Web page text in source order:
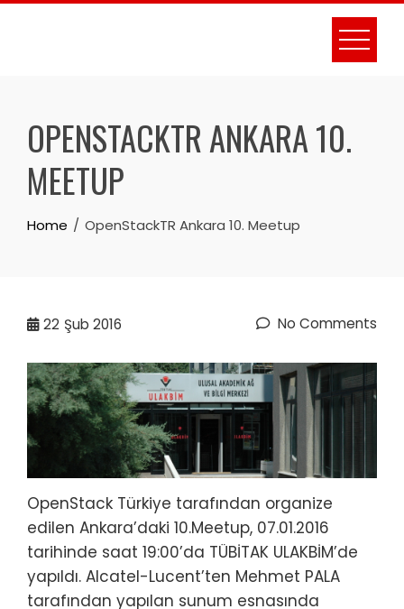
Skip
OPENSTACKTR ANKARA 10.
MEETUP
Home OpenStackTR Ankara 10. Meetup
22 Şub 2016 No Comments
OpenStack Türkiye tarafından organize
edilen Ankara’daki 10.Meetup, 07.01.2016
tarihinde saat 19:00’da TÜBİTAK ULAKBİM’de
yapıldı. Alcatel-Lucent’ten Mehmet PALA
tarafından yapılan sunum esnasında